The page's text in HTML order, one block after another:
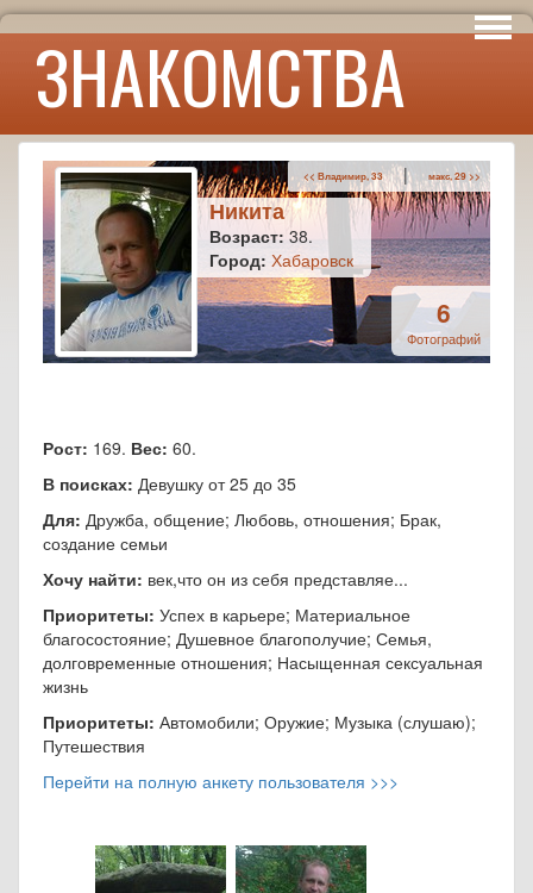
ЗНАКОМСТВА
Интересы
Юмор
Никита
Возраст: 38.
Город: Хабаровск
<< Владимир, 33 | макс, 29 >>
6
Фотографий
Рост: 169. Вес: 60.
В поисках: Девушку от 25 до 35
Для: Дружба, общение; Любовь, отношения; Брак,
создание семьи
Хочу найти: век,что он из себя представляе...
Приоритеты: Успех в карьере; Материальное
благосостояние; Душевное благополучие; Семья,
долговременные отношения; Насыщенная сексуальная
жизнь
Приоритеты: Автомобили; Оружие; Музыка (слушаю);
Путешествия
Перейти на полную анкету пользователя >>>